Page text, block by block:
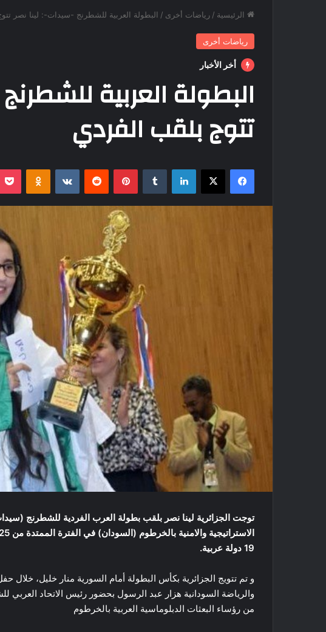
الرئيسية / رياضات أخرى / البطولة العربية للشطرنج -سيدات-: لينا نصر
رياضات أخرى
أخر الأخبار
البطولة العربية
تتوج بلقب الفردي
فيسبوك ‫X لينكدإن بينتيريست
توجت الجزائرية لينا نصر بلقب بطولة العرب الفردية للشطرنج
19 دولة عربية.
و تم تتويج الجزائرية بكأس البطولة أمام السورية منار خليل، خلال
والرياضة السودانية هزار عبد الرسول بحضور رئيس الاتحاد العربي
من رؤساء البعثات الدبلوماسية العربية بالخرطوم